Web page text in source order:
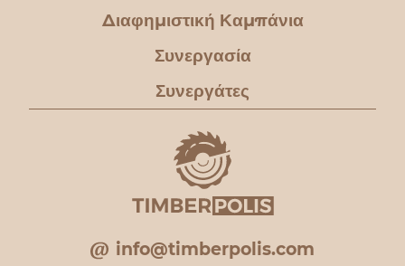
Διαφημιστική Καμπάνια
Συνεργασία
Συνεργάτες
info@timberpolis.com